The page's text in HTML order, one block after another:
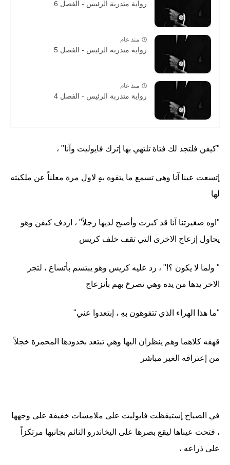
رواية متدربة الرئيس - الفصل 6
منذ عام
رواية متدربة الرئيس - الفصل 5
منذ عام
رواية متدربة الرئيس - الفصل 4
"كيفن فلتجد لك فتاة تلتهي بها إترك فايوليت وآنا" ،
إتسعت عينا آنا وهي تسمع ما يتفوه بهِ لاول مرة معلناً عن ملكيته
لها
"اوه صغيرتنا آنا قد كبرت وأصبح لديها رجلاً" ، اردف كيفن وهو
يحاول إزعاج الاخرى التي تقف خلف كريس
" ولما لا يكون ؟!" ، رد عليه كريس وهو يبتسم بأتساع ، لتجر
الاخر يدها من يده وهي تصرخ بهم بأنزعاج
"ما هذا الهراء الذي تتفوهون بهِ ، إبتعدوا عني"
قهقه كلاهما وهم ينظران اليها وهي تبتعد بخدودها المحمرة خجلاً
من إعترافه الغير مباشر
في الصباح إستيقظت فايوليت على ملامسات خفيفة على وجهها
، فتحت عيناها ليقع بصرها على اليخاندرو النائم بجانبها مرتكزاً
على ذراعه ،